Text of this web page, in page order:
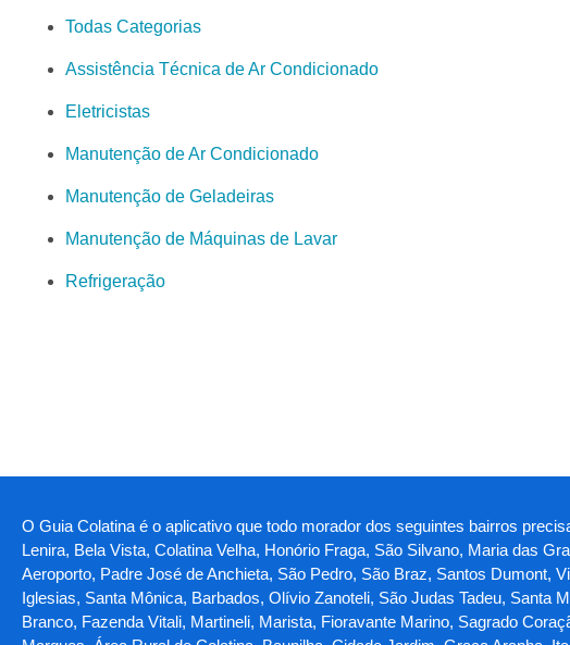
Todas Categorias
Assistência Técnica de Ar Condicionado
Eletricistas
Manutenção de Ar Condicionado
Manutenção de Geladeiras
Manutenção de Máquinas de Lavar
Refrigeração
O Guia Colatina é o aplicativo que todo morador dos seguintes bairros
Lenira, Bela Vista, Colatina Velha, Honório Fraga, São Silvano, Maria das
Aeroporto, Padre José de Anchieta, São Pedro, São Braz, Santos Dumont,
Iglesias, Santa Mônica, Barbados, Olívio Zanoteli, São Judas Tadeu, Santa
Branco, Fazenda Vitali, Martineli, Marista, Fioravante Marino, Sagrado